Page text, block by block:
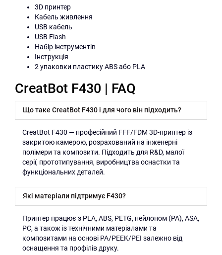
3D принтер
Кабель живлення
USB кабель
USB Flash
Набір інструментів
Інструкція
2 упаковки пластику ABS або PLA
CreatBot F430 | FAQ
Що таке CreatBot F430 і для чого він підходить?
CreatBot F430 — професійний FFF/FDM 3D-принтер із
закритою камерою, розрахований на інженерні
полімери та композити. Підходить для R&D, малої
серії, прототипування, виробництва оснастки та
функціональних деталей.
Які матеріали підтримує F430?
Принтер працює з PLA, ABS, PETG, нейлоном (PA), ASA,
PC, а також із технічними матеріалами та
композитами на основі PA/PEEK/PEI залежно від
оснащення та профілів друку.